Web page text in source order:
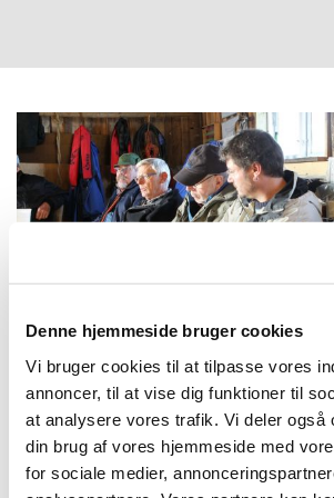
Denne hjemmeside bruger cookies
Vi bruger cookies til at tilpasse vores
annoncer, til at vise dig funktioner til
at analysere vores trafik. Vi deler også
din brug af vores hjemmeside med
for sociale medier,
Formål
Foreningen til Ålkvasen Rigmor´s
Foreningen købte Rigmor af Fregatten
liggende i pant, da den tidligere ejer ikke